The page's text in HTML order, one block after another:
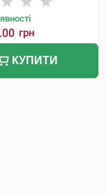
грн
КУПИТИ